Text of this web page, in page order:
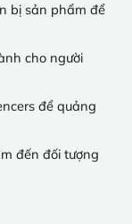
bị sản phẩm để
cho người
để quảng
đến đối tượng